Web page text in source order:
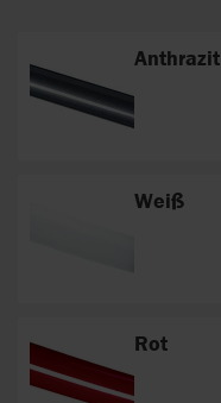
Anthrazit
Weiß
Rot